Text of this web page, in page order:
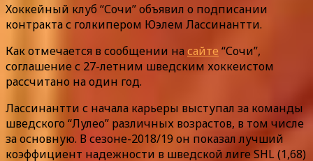
Хоккейный клуб “Сочи” объявил о подписании
контракта с голкипером Юэлем Лассинантти.
Как отмечается в сообщении насайте “Сочи”,
соглашение с 27-летним шведским хоккеистом
рассчитано на один год.
Лассинантти с начала карьеры выступал за команды
шведского “Лулео” различных возрастов, в том числе
за основную. В сезоне-2018/19 он показал лучший
коэффициент надежности в шведской лиге SHL (1,68)